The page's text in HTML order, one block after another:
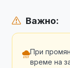
Важно:
При
време на